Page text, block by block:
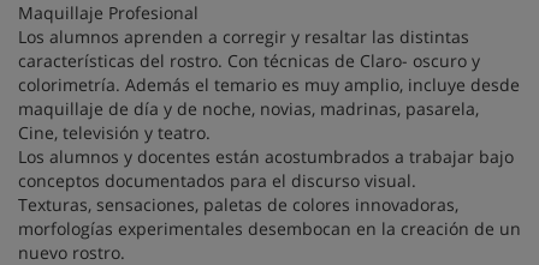
Maquillaje Profesional
Los alumnos aprenden a corregir y resaltar las distintas
características del rostro. Con técnicas de Claro- oscuro y
colorimetría. Además el temario es muy amplio, incluye desde
maquillaje de día y de noche, novias, madrinas, pasarela,
Cine, televisión y teatro.
Los alumnos y docentes están acostumbrados a trabajar bajo
conceptos documentados para el discurso visual.
Texturas, sensaciones, paletas de colores innovadoras,
morfologías experimentales desembocan en la creación de un
nuevo rostro.